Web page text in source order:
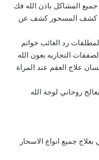
المشاكل باذن الله فك
كشف المسحور كشف عن
رد الغائب خواتم
التجاريه بعون الله
علاج العقم عند المراة
روحاني لوجة الله
جميع انواع الاسحار